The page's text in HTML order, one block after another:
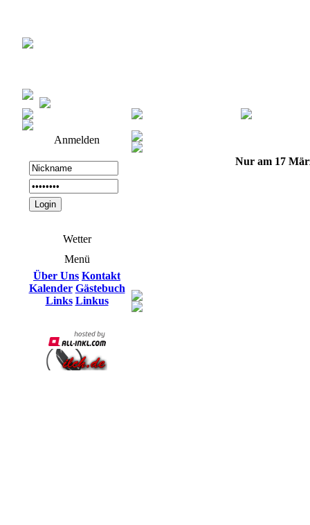
Anmelden
Wetter
Menü
Über Uns Kontakt
Kalender Gästebuch
Links Linkus
Nur am 17